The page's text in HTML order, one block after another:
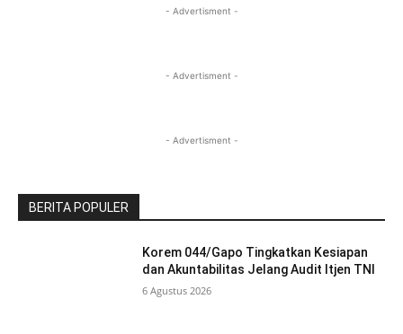
- Advertisment -
- Advertisment -
- Advertisment -
BERITA POPULER
Korem 044/Gapo Tingkatkan Kesiapan
dan Akuntabilitas Jelang Audit Itjen TNI
6 Agustus 2026